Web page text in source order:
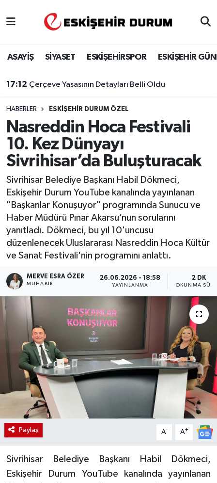
ASAYİŞ SİYASET ESKİŞEHİRSPOR ESKİŞEHİR
17:12 Çerçeve Yasasının Detayları Belli Oldu
HABERLER ESKIŞEHIR DURUM ÖZEL
Nasreddin Hoca Festivali
10. Kez Dünyayı
Sivrihisar’da Buluşturacak
Sivrihisar Belediye Başkanı Habil Dökmeci,
Eskişehir Durum YouTube kanalında yayınlanan
"Başkanlar Konuşuyor" programında Sunucu ve
Haber Müdürü Pınar Akarsu’nun sorularını
yanıtladı. Dökmeci, bu yıl 10'uncusu
düzenlenecek Uluslararası Nasreddin Hoca Kültür
ve Sanat Festivali'nin programını anlattı.
MERVE ESRA ÖZER
MUHABIR
26.06.2026 - 18:58
YAYINLANMA
2 DK
OKUNMA
Paylaş A- A+
Sivrihisar Belediye Başkanı Habil Dökmeci,
Eskişehir Durum YouTube kanalında yayınlanan
Eskişehir Hava Durumu
Eskişehir Namaz Vakitleri
Eskişehir Trafik Yoğunluk Haritası
Süper Lig Puan Durumu ve Fikstür
Tüm Manşetler
Son Dakika Haberleri
Haber Arşivi